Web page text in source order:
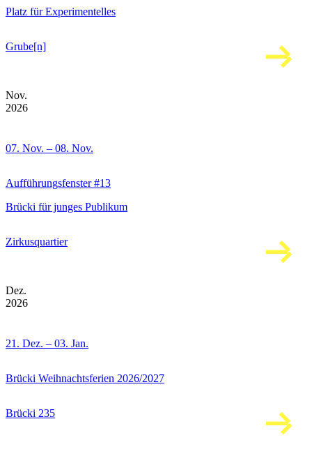
Platz für Experimentelles
Grube[n]
Nov.
2026
07. Nov. – 08. Nov.
Aufführungsfenster #13
Brücki für junges Publikum
Zirkusquartier
Dez.
2026
21. Dez. – 03. Jan.
Brücki Weihnachtsferien 2026/2027
Brücki 235